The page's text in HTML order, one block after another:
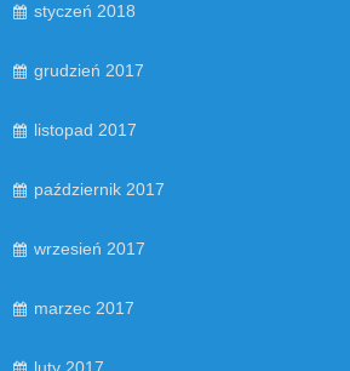
styczeń 2018
grudzień 2017
listopad 2017
październik 2017
wrzesień 2017
marzec 2017